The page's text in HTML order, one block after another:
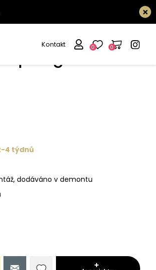
Kontakt 0 0
4 týdnů
dodáváno v demontu